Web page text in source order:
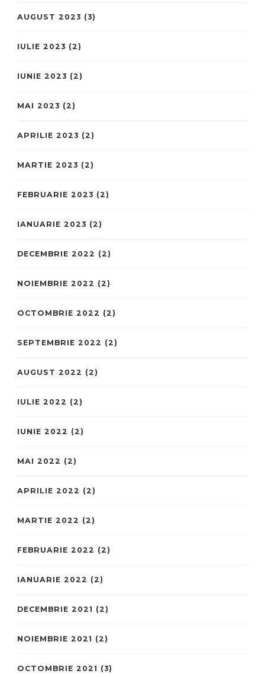
AUGUST 2023 (3)
IULIE 2023 (2)
IUNIE 2023 (2)
MAI 2023 (2)
APRILIE 2023 (2)
MARTIE 2023 (2)
FEBRUARIE 2023 (2)
IANUARIE 2023 (2)
DECEMBRIE 2022 (2)
NOIEMBRIE 2022 (2)
OCTOMBRIE 2022 (2)
SEPTEMBRIE 2022 (2)
AUGUST 2022 (2)
IULIE 2022 (2)
IUNIE 2022 (2)
MAI 2022 (2)
APRILIE 2022 (2)
MARTIE 2022 (2)
FEBRUARIE 2022 (2)
IANUARIE 2022 (2)
DECEMBRIE 2021 (2)
NOIEMBRIE 2021 (2)
OCTOMBRIE 2021 (3)